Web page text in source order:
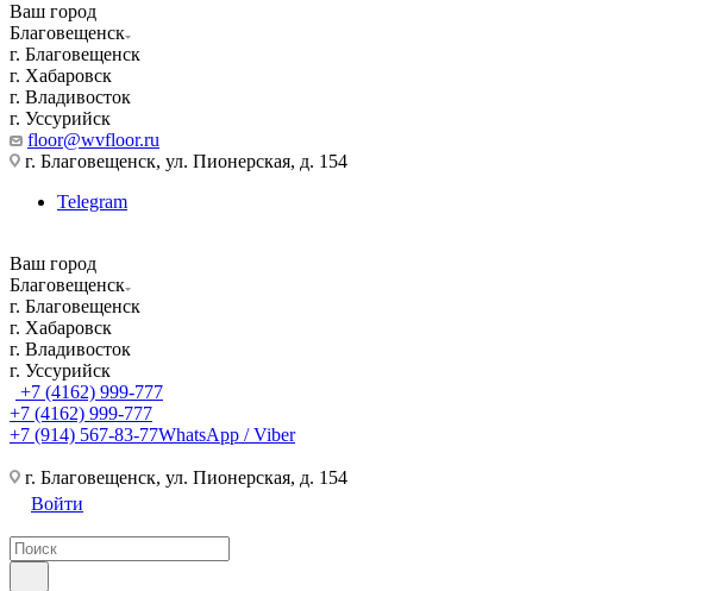
Ваш город
Благовещенск
г. Благовещенск
г. Хабаровск
г. Владивосток
г. Уссурийск
floor@wvfloor.ru
г. Благовещенск, ул. Пионерская, д. 154
Telegram
Ваш город
Благовещенск
г. Благовещенск
г. Хабаровск
г. Владивосток
г. Уссурийск
+7 (4162) 999-777
+7 (4162) 999-777
+7 (914) 567-83-77WhatsApp / Viber
г. Благовещенск, ул. Пионерская, д. 154
Войти